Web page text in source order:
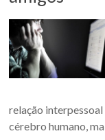
relação
cérebro humano,